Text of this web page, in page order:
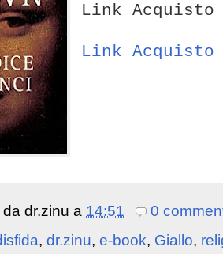
Link Acquisto
Link Acquisto
dr.zinu a 14:51
0
, dr.zinu, e-book, Giallo,